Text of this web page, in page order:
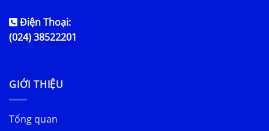
Điện Thoại:
(024) 38522201
GIỚI THIỆU
Tổng quan